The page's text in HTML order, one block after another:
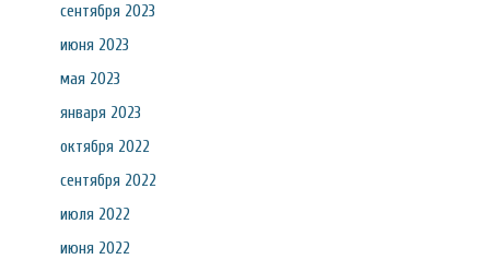
сентября 2023
июня 2023
мая 2023
января 2023
октября 2022
сентября 2022
июля 2022
июня 2022